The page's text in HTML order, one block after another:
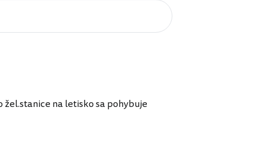
žel.stanice na letisko sa pohybuje